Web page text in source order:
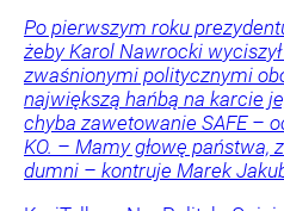
Po pierwszym roku
żeby Karol Nawrocki
zwaśnionymi politycznymi
największą hańbą na karcie
chyba zawetowanie SAFE –
KO. – Mamy głowę państwa,
dumni – kontruje Marek